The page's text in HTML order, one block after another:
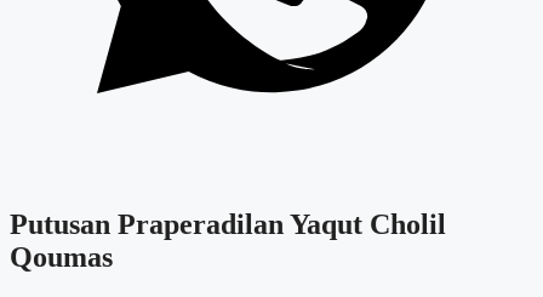
Putusan Praperadilan Yaqut Cholil
Qoumas